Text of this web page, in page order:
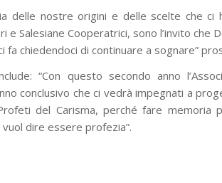
delle nostre origini e delle scelte che
e Salesiane Cooperatrici, sono l’invito che
fa chiedendoci di continuare a sognare”
“Con questo secondo anno
conclusivo che ci vedrà impegnati a
Profeti del Carisma, perché fare
dire essere profezia”.